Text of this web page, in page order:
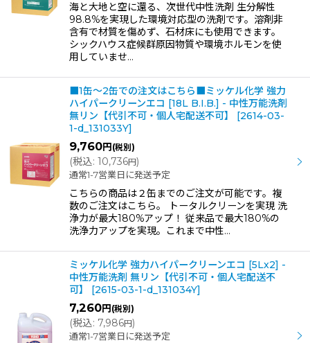
海と大地と空に還る、次世代中性洗剤 生分解性
98.8%を実現した環境対応型の洗剤です。溶剤非
含有で材質を傷めず、石材床にも使用できます。
シックハウス症候群原因物質や環境ホルモンを使
用していませ…
■1缶〜2缶での注文はこちら■ミッケル化学 強力
ハイパークリーンエコ [18L B.I.B.] - 中性万能洗剤
無リン【代引不可・個人宅配送不可】
[2614-03-
1-d_131033Y]
9,760円 (税別)
(税込: 10,736円)
通常1-7営業日に発送予定
こちらの商品は２缶までのご注文が可能です。複
数のご注文はこちら。 トータルクリーンを実現 洗
浄力が最大180%アップ！ 従来品で最大180%の
洗浄力アップを実現。これまで中性…
ミッケル化学 強力ハイパークリーンエコ [5Lx2] -
中性万能洗剤 無リン【代引不可・個人宅配送不
可】
[2615-03-1-d_131034Y]
7,260円 (税別)
(税込: 7,986円)
通常1-7営業日に発送予定